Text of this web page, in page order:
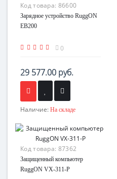
Код товара: 86600
Зарядное устройство RuggON
EB200
0
29 577.00 руб.
Наличие: На складе
Код товара: 87362
Защищенный компьютер
RuggON VX-311-P